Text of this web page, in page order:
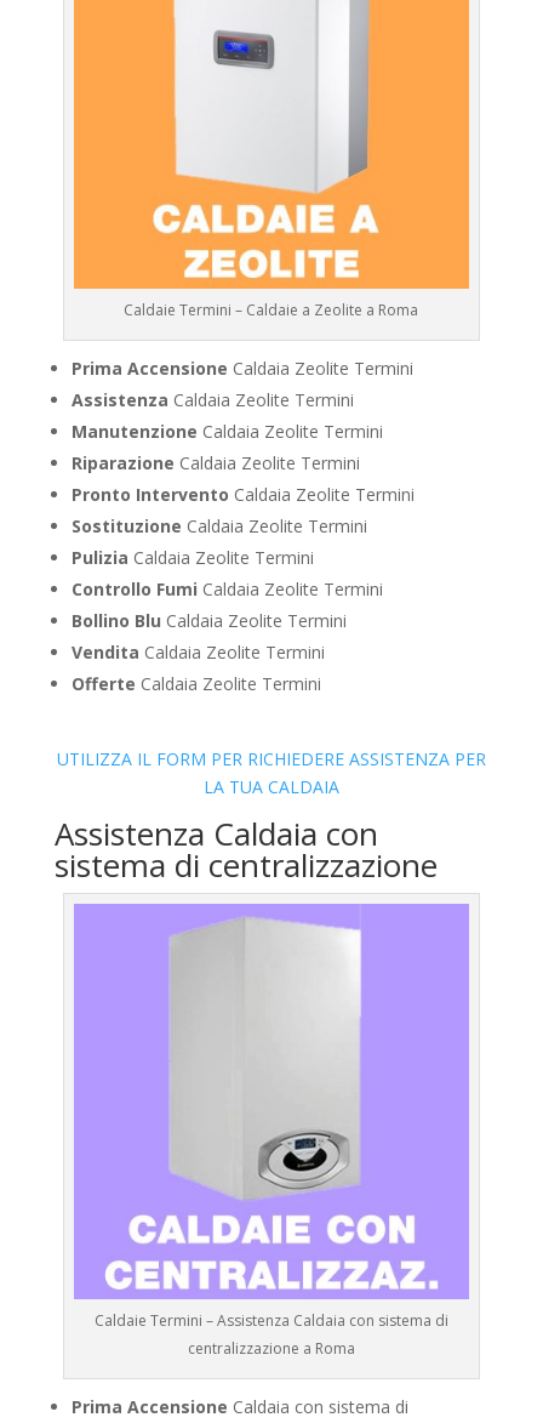
Caldaie Termini – Caldaie a Zeolite a Roma
Prima Accensione Caldaia Zeolite Termini
Assistenza Caldaia Zeolite Termini
Manutenzione Caldaia Zeolite Termini
Riparazione Caldaia Zeolite Termini
Pronto Intervento Caldaia Zeolite Termini
Sostituzione Caldaia Zeolite Termini
Pulizia Caldaia Zeolite Termini
Controllo Fumi Caldaia Zeolite Termini
Bollino Blu Caldaia Zeolite Termini
Vendita Caldaia Zeolite Termini
Offerte Caldaia Zeolite Termini
UTILIZZA IL FORM PER RICHIEDERE ASSISTENZA PER
LA TUA CALDAIA
Assistenza Caldaia con
sistema di centralizzazione
Caldaie Termini – Assistenza Caldaia con sistema di
centralizzazione a Roma
Prima Accensione Caldaia con sistema di